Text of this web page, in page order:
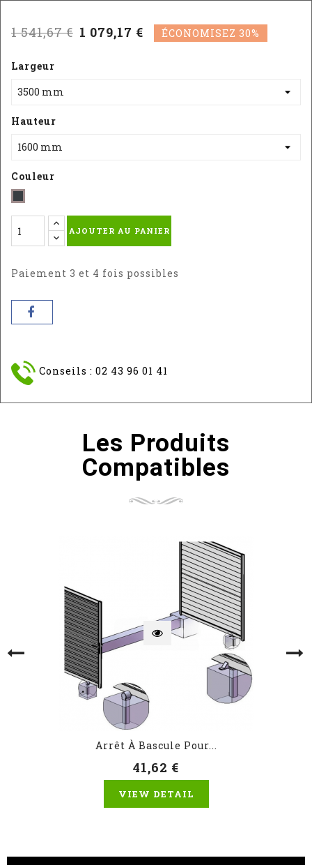
1 541,67 € 1 079,17 € ÉCONOMISEZ 30%
Largeur
Hauteur
Couleur
Gris
-
RAL
7016
AJOUTER AU PANIER
Paiement 3 et 4 fois possibles
Conseils : 02 43 96 01 41
Les Produits
Compatibles
Arrêt À Bascule Pour...
41,62 €
VIEW DETAIL